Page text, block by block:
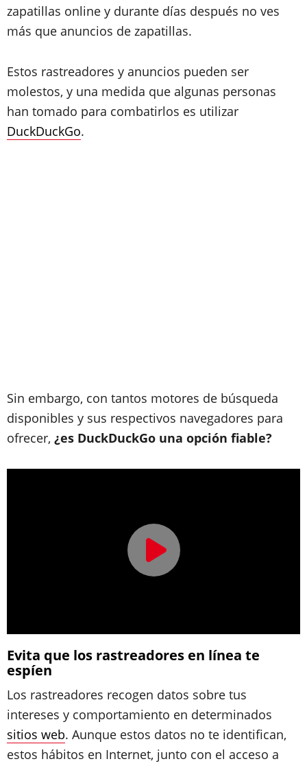
zapatillas online y durante días después no ves
más que anuncios de zapatillas.
Estos rastreadores y anuncios pueden ser
molestos, y una medida que algunas personas
han tomado para combatirlos es utilizar
DuckDuckGo.
Sin embargo, con tantos motores de búsqueda
disponibles y sus respectivos navegadores para
ofrecer, ¿es DuckDuckGo una opción fiable?
Evita que los rastreadores en línea te
espíen
Los rastreadores recogen datos sobre tus
intereses y comportamiento en determinados
sitios web. Aunque estos datos no te identifican,
estos hábitos en Internet, junto con el acceso a